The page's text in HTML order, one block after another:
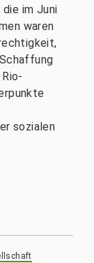
im Juni
waren
sozialen